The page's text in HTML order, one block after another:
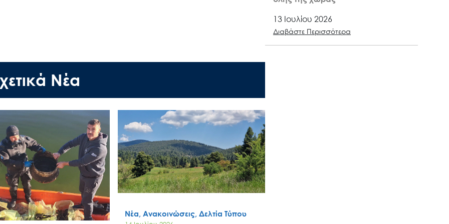
Ακολουθήστε μας
Νέα
Νέα, Ανακοινώσεις, Δελτία Τύπου
13 Ιουλίου 2026
Διαβάστε Περισσότερα